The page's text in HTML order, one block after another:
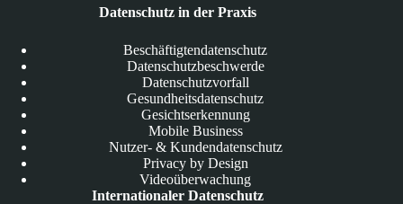
Datenschutz in der Praxis
Beschäftigtendatenschutz
Datenschutzbeschwerde
Datenschutzvorfall
Gesundheitsdatenschutz
Gesichtserkennung
Mobile Business
Nutzer- & Kundendatenschutz
Privacy by Design
Videoüberwachung
Internationaler Datenschutz